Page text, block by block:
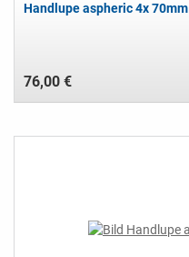
Handlupe aspheric 4x 70mm
76,00 €